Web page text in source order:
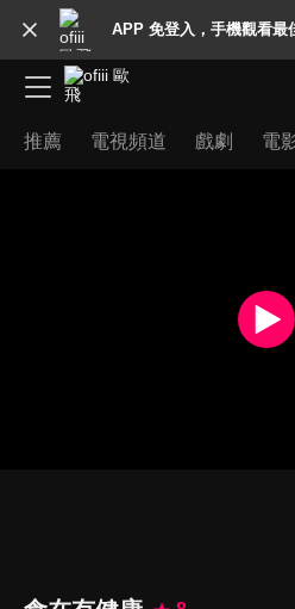
APP 免登入，手機觀看最
推薦 電視頻道 戲劇 電